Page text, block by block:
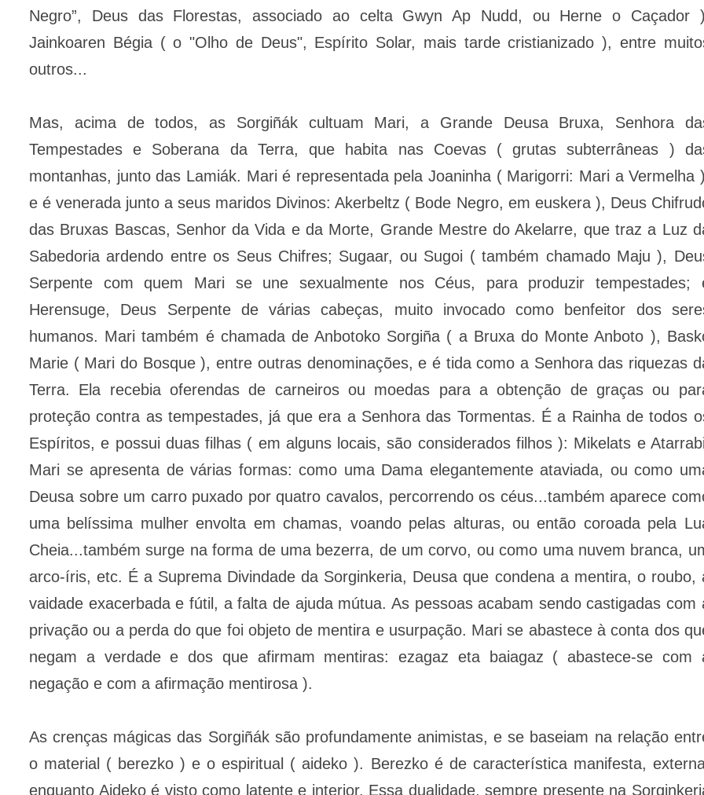
Negro”, Deus das Florestas, associado ao celta Gwyn Ap Nudd, ou Herne o Caçador
Jainkoaren Bégia ( o "Olho de Deus", Espírito Solar, mais tarde cristianizado ), entre
outros...
Mas, acima de todos, as Sorgiñák cultuam Mari, a Grande Deusa Bruxa, Senhora
Tempestades e Soberana da Terra, que habita nas Coevas ( grutas subterrâneas )
montanhas, junto das Lamiák. Mari é representada pela Joaninha ( Marigorri: Mari a Vermelha
e é venerada junto a seus maridos Divinos: Akerbeltz ( Bode Negro, em euskera ), Deus
das Bruxas Bascas, Senhor da Vida e da Morte, Grande Mestre do Akelarre, que traz a Luz
Sabedoria ardendo entre os Seus Chifres; Sugaar, ou Sugoi ( também chamado Maju ),
Serpente com quem Mari se une sexualmente nos Céus, para produzir tempestades;
Herensuge, Deus Serpente de várias cabeças, muito invocado como benfeitor dos
humanos. Mari também é chamada de Anbotoko Sorgiña ( a Bruxa do Monte Anboto ),
Marie ( Mari do Bosque ), entre outras denominações, e é tida como a Senhora das riquezas
Terra. Ela recebia oferendas de carneiros ou moedas para a obtenção de graças ou
proteção contra as tempestades, já que era a Senhora das Tormentas. É a Rainha de todos
Espíritos, e possui duas filhas ( em alguns locais, são considerados filhos ): Mikelats e
Mari se apresenta de várias formas: como uma Dama elegantemente ataviada, ou como
Deusa sobre um carro puxado por quatro cavalos, percorrendo os céus...também aparece
uma belíssima mulher envolta em chamas, voando pelas alturas, ou então coroada pela
Cheia...também surge na forma de uma bezerra, de um corvo, ou como uma nuvem branca,
arco-íris, etc. É a Suprema Divindade da Sorginkeria, Deusa que condena a mentira, o roubo,
vaidade exacerbada e fútil, a falta de ajuda mútua. As pessoas acabam sendo castigadas com
privação ou a perda do que foi objeto de mentira e usurpação. Mari se abastece à conta dos
negam a verdade e dos que afirmam mentiras: ezagaz eta baiagaz ( abastece-se com
negação e com a afirmação mentirosa ).
As crenças mágicas das Sorgiñák são profundamente animistas, e se baseiam na relação
o material ( berezko ) e o espiritual ( aideko ). Berezko é de característica manifesta,
enquanto Aideko é visto como latente e interior. Essa dualidade, sempre presente na